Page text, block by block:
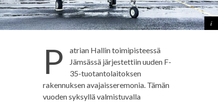
P
atrian Hallin toimipisteessä
Jämsässä järjestettiin uuden F-
35-tuotantolaitoksen
rakennuksen avajaisseremonia. Tämän
vuoden syksyllä valmistuvalla